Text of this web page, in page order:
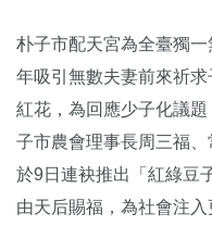
朴子市配天宮為全臺獨
年吸引無數夫妻前來祈求
紅花，為回應少子化議
子市農會理事長周三福、
於9日連袂推出「紅綠豆
由天后賜福，為社會注入